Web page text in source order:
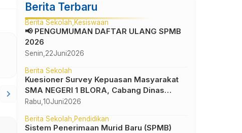
Berita Terbaru
Berita Sekolah Kesiswaan
📢 PENGUMUMAN DAFTAR ULANG SPMB
2026
Senin, 22Juni2026
Berita Sekolah
Kuesioner Survey Kepuasan Masyarakat
SMA NEGERI 1 BLORA, Cabang Dinas
Pendidikan Wilayah IV
Rabu, 10Juni2026
Berita Sekolah Pendidikan
Sistem Penerimaan Murid Baru (SPMB)